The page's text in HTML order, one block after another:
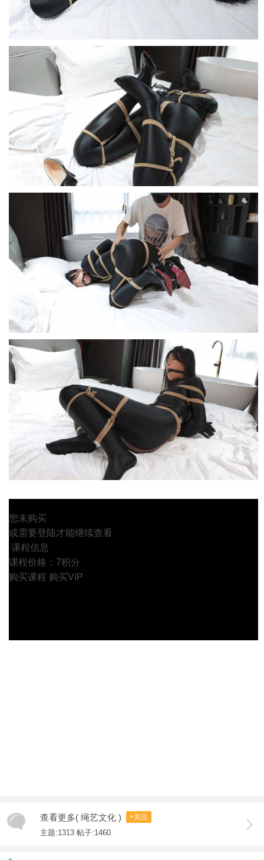
您未购买
或需要登陆才能继续查看
课程信息
课程价格：7积分
购买课程 购买VIP
查看更多( 绳艺文化 ) +关注
主题:1313 帖子:1460